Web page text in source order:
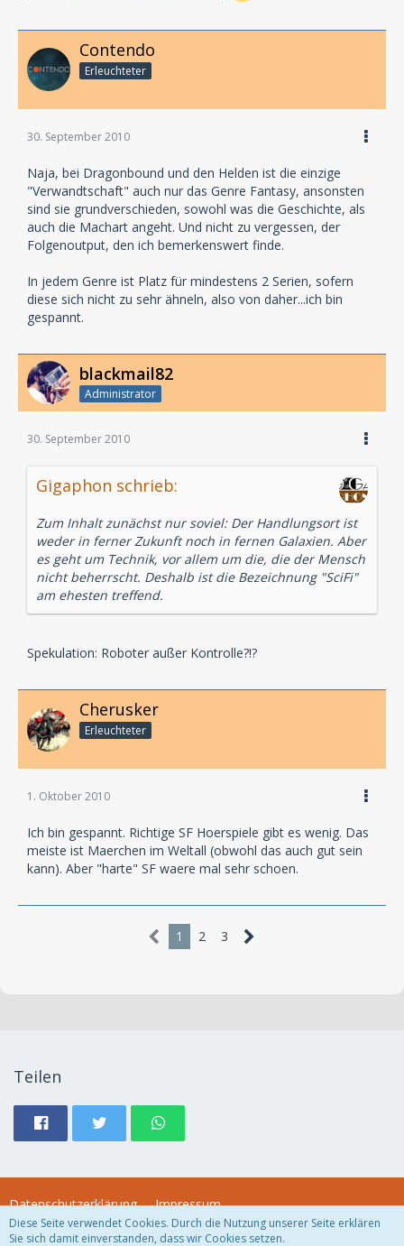
Contendo
Erleuchteter
30. September 2010
Naja, bei Dragonbound und den Helden ist die einzige
"Verwandtschaft" auch nur das Genre Fantasy, ansonsten
sind sie grundverschieden, sowohl was die Geschichte, als
auch die Machart angeht. Und nicht zu vergessen, der
Folgenoutput, den ich bemerkenswert finde.
In jedem Genre ist Platz für mindestens 2 Serien, sofern
diese sich nicht zu sehr ähneln, also von daher...ich bin
gespannt.
blackmail82
Administrator
30. September 2010
Gigaphon schrieb:
Zum Inhalt zunächst nur soviel: Der Handlungsort ist
weder in ferner Zukunft noch in fernen Galaxien. Aber
es geht um Technik, vor allem um die, die der Mensch
nicht beherrscht. Deshalb ist die Bezeichnung "SciFi"
am ehesten treffend.
Spekulation: Roboter außer Kontrolle?!?
Cherusker
Erleuchteter
1. Oktober 2010
Ich bin gespannt. Richtige SF Hoerspiele gibt es wenig. Das
meiste ist Maerchen im Weltall (obwohl das auch gut sein
kann). Aber "harte" SF waere mal sehr schoen.
1 2 3
Teilen
Datenschutzerklärung Impressum
Diese Seite verwendet Cookies. Durch die Nutzung unserer Seite erklären
Sie sich damit einverstanden, dass wir Cookies setzen.